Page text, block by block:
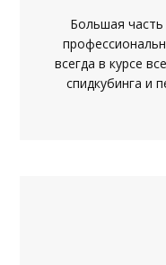
Большая
всегда в курсе
спидкубинга и